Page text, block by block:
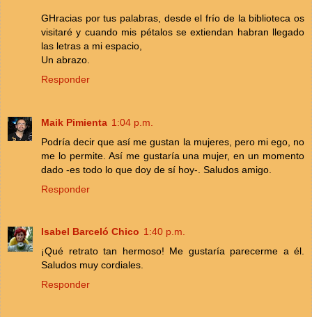
GHracias por tus palabras, desde el frío de la biblioteca os
visitaré y cuando mis pétalos se extiendan habran llegado
las letras a mi espacio,
Un abrazo.
Responder
Maik Pimienta 1:04 p.m.
Podría decir que así me gustan la mujeres, pero mi ego, no
me lo permite. Así me gustaría una mujer, en un momento
dado -es todo lo que doy de sí hoy-. Saludos amigo.
Responder
Isabel Barceló Chico 1:40 p.m.
¡Qué retrato tan hermoso! Me gustaría parecerme a él.
Saludos muy cordiales.
Responder